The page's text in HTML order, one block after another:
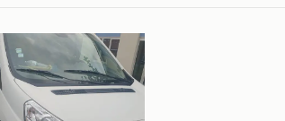
Mes
Favoris